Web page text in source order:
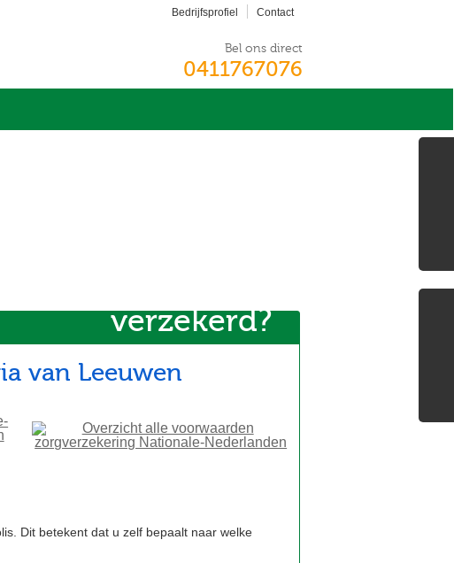
Bedrijfsprofiel Contact
Bel ons direct
0411767076
verzekerd?
van Leeuwen
Dit betekent dat u zelf bepaalt naar welke